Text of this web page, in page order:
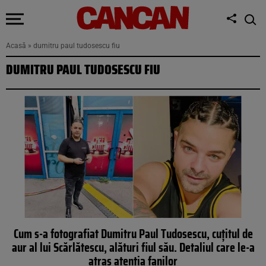
Acasă » dumitru paul tudosescu fiu
DUMITRU PAUL TUDOSESCU FIU
Cum s-a fotografiat Dumitru Paul Tudosescu, cuțitul de
aur al lui Scărlătescu, alături fiul său. Detaliul care le-a
atras atenția fanilor